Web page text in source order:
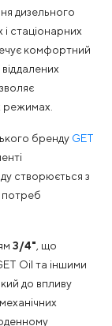
дизельного
стаціонарних
комфортний
режимах.
бренду GET
створюється з
потреб
3/4" , що
Oil та іншими
до впливу